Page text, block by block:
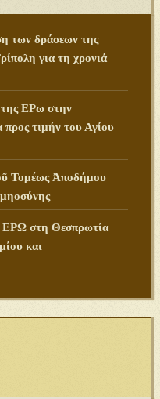
δράσεων της
για τη χρονιά
ΕΡω στην
τιμήν του Αγίου
Τομέως Ἀποδήμου
ΕΡΩ στη Θεσπρωτία
και